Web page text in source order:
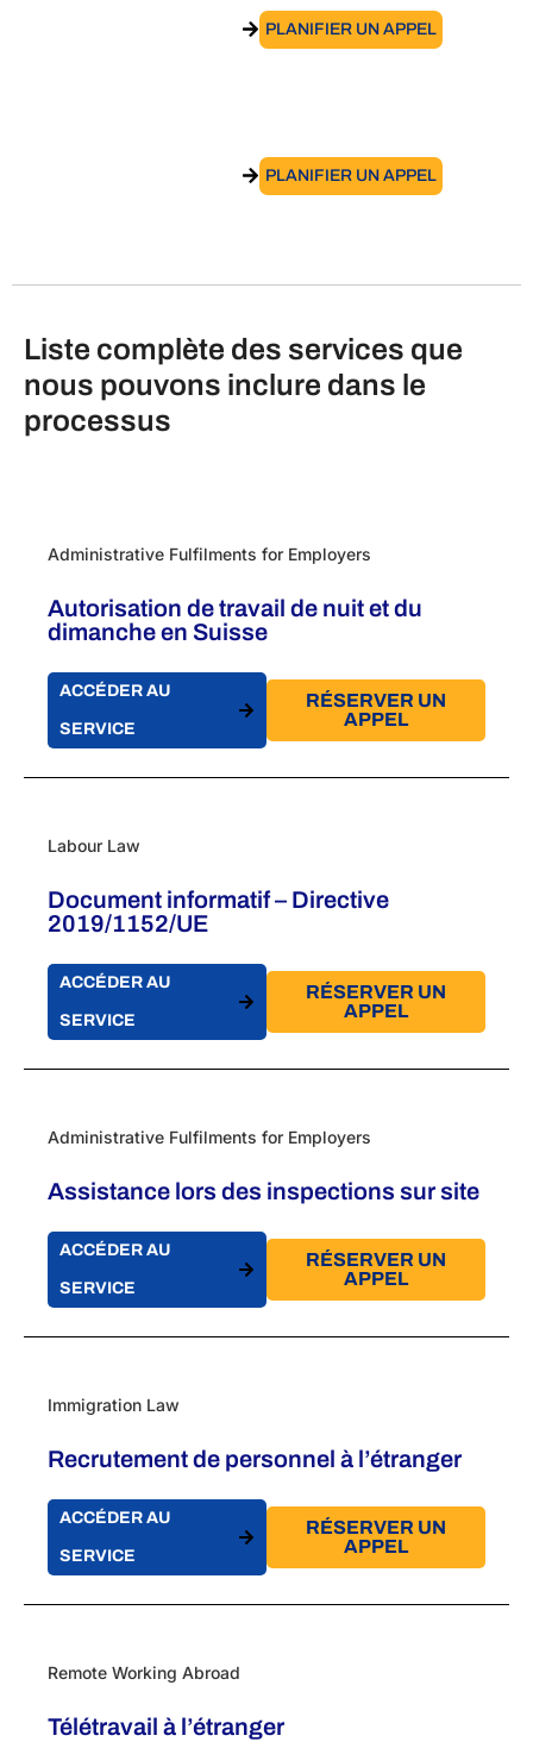
PLANIFIER UN APPEL
PLANIFIER UN APPEL
Liste complète des services que
nous pouvons inclure dans le
processus
Administrative Fulfilments for Employers
Autorisation de travail de nuit et du
dimanche en Suisse
ACCÉDER AU
SERVICE
RÉSERVER UN
APPEL
Labour Law
Document informatif – Directive
2019/1152/UE
ACCÉDER AU
SERVICE
RÉSERVER UN
APPEL
Administrative Fulfilments for Employers
Assistance lors des inspections sur site
ACCÉDER AU
SERVICE
RÉSERVER UN
APPEL
Immigration Law
Recrutement de personnel à l’étranger
ACCÉDER AU
SERVICE
RÉSERVER UN
APPEL
Remote Working Abroad
Télétravail à l’étranger